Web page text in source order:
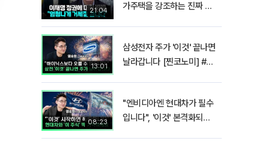
21:04
가주택을 강조하는 진짜 이
13:01
삼성전자 주가 '이것' 끝나면
날라갑니다 [찐코노미] #반
08:23
"엔비디아엔 현대차가 필수
입니다", '이것' 본격화되면